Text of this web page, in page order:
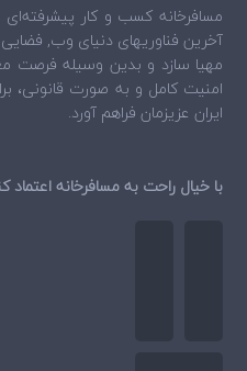
مسافرخانه کسب و کار پیشرفته‌ای
آخرین فناوریهای دنیای وب, فضایی
مهیا سازد و بدین وسیله فرصت
امنیت کامل و به صورت قانونی،
ایران عزیزمان فراهم آورد.
با خیال راحت به مسافرخانه اعتماد